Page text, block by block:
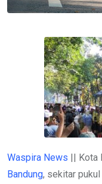
Waspira News || Kota
Bandung, sekitar